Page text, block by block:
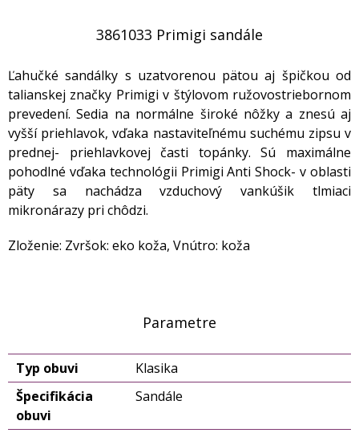
3861033 Primigi sandále
Ľahučké sandálky s uzatvorenou pätou aj špičkou od
talianskej značky Primigi v štýlovom ružovostriebornom
prevedení. Sedia na normálne široké nôžky a znesú aj
vyšší priehlavok, vďaka nastaviteľnému suchému zipsu v
prednej- priehlavkovej časti topánky. Sú maximálne
pohodlné vďaka technológii Primigi Anti Shock- v oblasti
päty sa nachádza vzduchový vankúšik tlmiaci
mikronárazy pri chôdzi.
Zloženie: Zvršok: eko koža, Vnútro: koža
Parametre
Typ obuvi
Klasika
Špecifikácia
obuvi
Sandále